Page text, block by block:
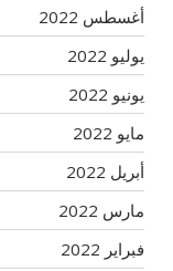
أغسطس 2022
يوليو 2022
يونيو 2022
مايو 2022
أبريل 2022
مارس 2022
فبراير 2022